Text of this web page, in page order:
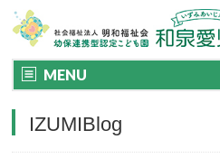
MENU
IZUMIBlog